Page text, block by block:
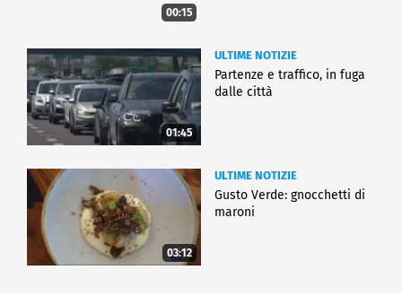
00:15
01:45
ULTIME NOTIZIE
Partenze e traffico, in fuga
dalle città
03:12
ULTIME NOTIZIE
Gusto Verde: gnocchetti di
maroni